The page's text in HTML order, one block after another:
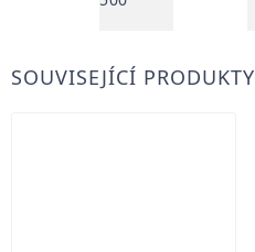
SOUVISEJÍCÍ PRODUKTY